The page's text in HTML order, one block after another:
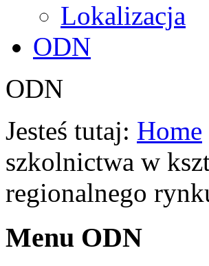
Lokalizacja
ODN
ODN
Jesteś tutaj: Home
szkolnictwa w
regionalnego
Menu ODN